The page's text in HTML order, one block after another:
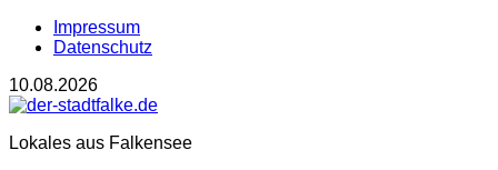
Impressum
Datenschutz
10.08.2026
Lokales aus Falkensee